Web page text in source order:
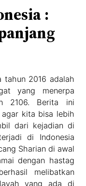
:
tahun 2016 adalah
yang menerpa
2106. Berita ini
kita bisa lebih
dari kejadian di
di Indonesia
Sharian di awal
dengan hastag
melibatkan
yang ada di